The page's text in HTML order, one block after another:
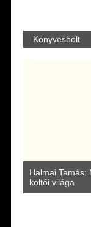
Könyvesbolt
Halmai Tamás:
költői világa